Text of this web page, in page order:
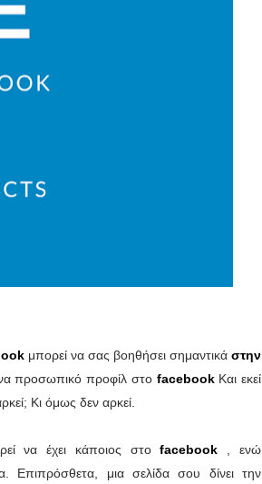
μπορεί να σας βοηθήσει σημαντικά στην
προσωπικό προφίλ στο facebook Και εκεί
Κι όμως δεν αρκεί.
να έχει κάποιος στοfacebook
, ενώ
Επιπρόσθετα, μια σελίδα σου δίνει την